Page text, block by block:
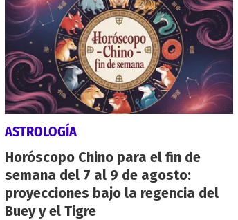
ASTROLOGÍA
Horóscopo Chino para el fin de
semana del 7 al 9 de agosto:
proyecciones bajo la regencia del
Buey y el Tigre